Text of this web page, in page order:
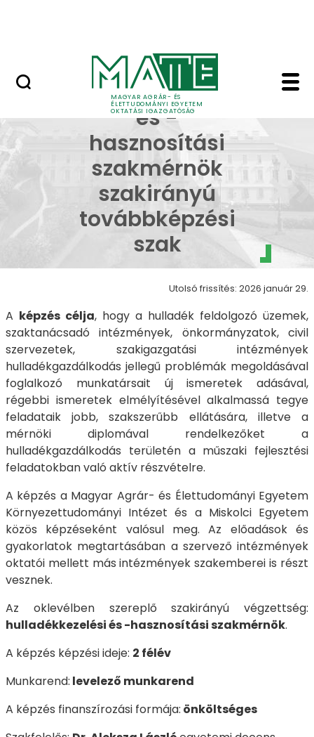
MAGYAR AGRÁR- ÉS
ÉLETTUDOMÁNYI EGYETEM
OKTATÁSI IGAZGATÓSÁG
Hulladékkezelési és
Hulladékkezelési
és -
hasznosítási
szakmérnök
szakirányú
továbbképzési
szak
Utolsó frissítés: 2026 január 29.
A képzés célja, hogy a hulladék feldolgozó üzemek,
szaktanácsadó intézmények, önkormányzatok, civil
szervezetek, szakigazgatási intézmények
hulladékgazdálkodás jellegű problémák megoldásával
foglalkozó munkatársait új ismeretek adásával,
régebbi ismeretek elmélyítésével alkalmassá tegye
feladataik jobb, szakszerűbb ellátására, illetve a
mérnöki diplomával rendelkezőket a
hulladékgazdálkodás területén a műszaki fejlesztési
feladatokban való aktív részvételre.
A képzés a Magyar Agrár- és Élettudományi Egyetem
Környezettudományi Intézet és a Miskolci Egyetem
közös képzéseként valósul meg. Az előadások és
gyakorlatok megtartásában a szervező intézmények
oktatói mellett más intézmények szakemberei is részt
vesznek.
Az oklevélben szereplő szakirányú végzettség:
hulladékkezelési és -hasznosítási szakmérnök.
A képzés képzési ideje: 2 félév
Munkarend: levelező munkarend
A képzés finanszírozási formája: önköltséges